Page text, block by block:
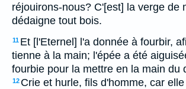
réjouirons-nous? C'[est] la verge de
dédaigne tout bois.
11 Et [l'Eternel] l'a donnée à fourbir,
tienne à la main; l'épée a été
fourbie pour la mettre en la main du
12 Crie et hurle, fils d'homme, car